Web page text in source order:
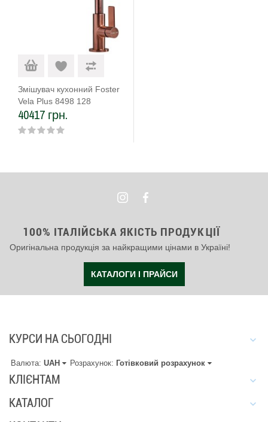
Змішувач кухонний Foster
Vela Plus 8498 128
40417 грн.
100% ІТАЛІЙСЬКА ЯКІСТЬ ПРОДУКЦІЇ
Оригінальна продукція за найкращими цінами в Україні!
КАТАЛОГИ І ПРАЙСИ
КУРСИ НА СЬОГОДНІ
Валюта: UAH Розрахунок: Готівковий розрахунок
КЛІЄНТАМ
КАТАЛОГ